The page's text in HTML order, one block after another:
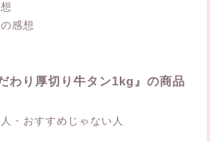
感想
わり厚切り牛タン1kg』の商品
・おすすめじゃない人